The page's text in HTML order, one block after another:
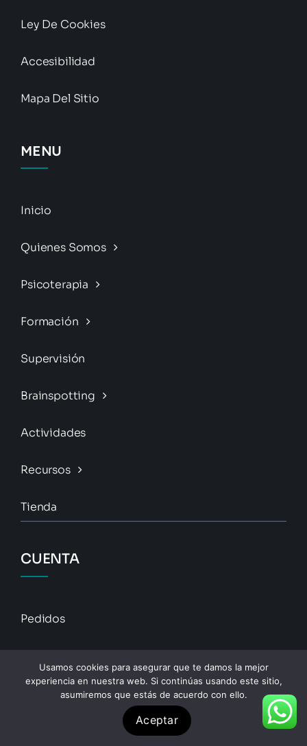
Ley De Cookies
Accesibilidad
Mapa Del Sitio
MENU
Inicio
Quienes Somos
Psicoterapia
Formación
Supervisión
Brainspotting
Actividades
Recursos
Tienda
CUENTA
Pedidos
Direcciones
Detalles De La Cuenta
Usamos cookies para asegurar que te damos la mejor
experiencia en nuestra web. Si continúas usando este sitio,
asumiremos que estás de acuerdo con ello.
Aceptar